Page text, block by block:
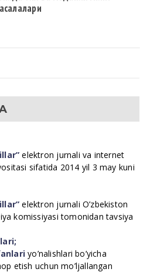
elektron jurnali va internet
sifatida 2014 yil 3 may kuni
elektron jurnali O’zbekiston
komissiyasi tomonidan tavsiya
yo’nalishlari bo’yicha
etish uchun mo’ljallangan